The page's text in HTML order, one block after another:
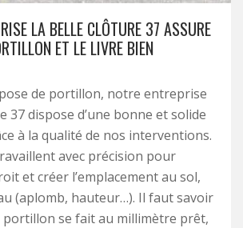
LA BELLE CLÔTURE 37 ASSURE
ET LE LIVRE BIEN
de portillon, notre entreprise
37 dispose d’une bonne et solide
à la qualité de nos interventions.
avec précision pour
et créer l’emplacement au sol,
(aplomb, hauteur…). Il faut savoir
portillon se fait au millimètre prêt,